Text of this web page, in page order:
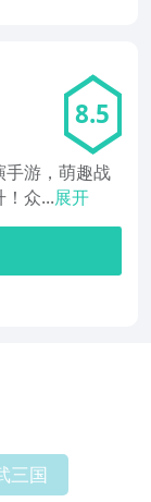
8.5
手游，萌趣战
众...展开
三国